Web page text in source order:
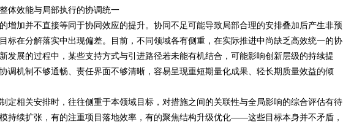
体效能与局部执行的协调统一
增加并不直接等同于协同效应的提升。协同不足可能导致局部合理的安排叠加后产生非预
标在分解落实中出现偏差。目前，不同领域各有侧重，在实际推进中尚缺乏高效统一的协
发展的过程中，某些支持方式与引进路径若未能有机结合，可能影响创新层级的持续提
调机制不够通畅、责任界面不够清晰，容易呈现重短期量化成果、轻长期质量效益的倾
定相关安排时，往往侧重于本领域目标，对措施之间的关联性与全局影响的综合评估有待
持续扩张，有的注重项目落地效率，有的聚焦结构升级优化——这些目标本身并不矛盾，